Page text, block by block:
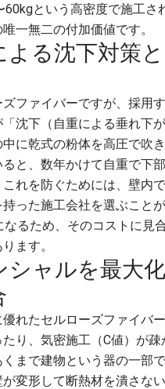
という高密度で施工
一無二の付加価値です。
よる沈下対策
ファイバーですが、採用
沈下（自重による垂れ下
に乾式の粉体を高圧で吹
と、数年かけて自重で下
れを防ぐためには、壁内
った施工会社を選ぶこと
るため、そのコストに見
ます。
シャルを最大
れたセルローズファイバ
り、気密施工（C値）が
まで建物という器の一部
変形して断熱材を潰さな